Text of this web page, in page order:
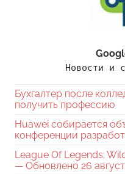
Новости и
Бухгалтер после
получить профессию
Huawei собирается
конференции
League Of Legends:
— Обновлено 26